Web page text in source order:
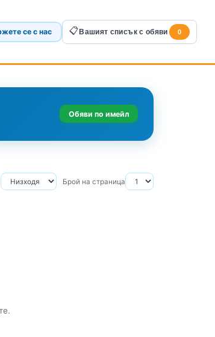
се с нас 📋Вашият списък с обяви 0
Обяви по имейл
Брой на страница